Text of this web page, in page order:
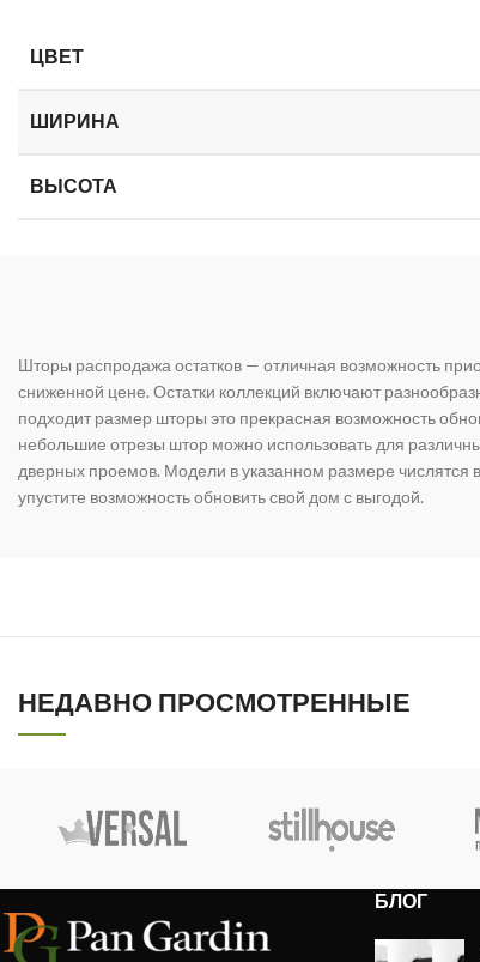
ЦВЕТ
ШИРИНА
ВЫСОТА
Шторы распродажа остатков — отличная возможность
сниженной цене. Остатки коллекций включают
подходит размер шторы это прекрасная возможность
небольшие отрезы штор можно использовать для
дверных проемов. Модели в указанном размере числятся
упустите возможность обновить свой дом с выгодой.
НЕДАВНО ПРОСМОТРЕННЫЕ
БЛОГ